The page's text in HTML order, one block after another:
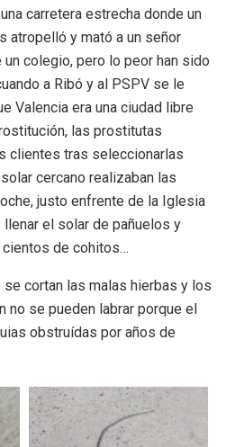
carretera estrecha donde un
atropelló y mató a un señor
colegio, pero lo peor han sido
a Ribó y al PSPV se le
Valencia era una ciudad libre
las prostitutas
clientes tras seleccionarlas
cercano realizaban las
justo enfrente de la Iglesia
el solar de pañuelos y
de cohitos…
se cortan las malas hierbas y los
no se pueden labrar porque el
obstruídas por años de